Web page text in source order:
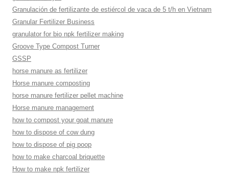
Granulación de fertilizante de estiércol de vaca de 5 t/h en Vietnam
Granular Fertilizer Business
granulator for bio npk fertilizer making
Groove Type Compost Turner
GSSP
horse manure as fertilizer
Horse manure composting
horse manure fertilizer pellet machine
Horse manure management
how to compost your goat manure
how to dispose of cow dung
how to dispose of pig poop
how to make charcoal briquette
How to make npk fertilizer